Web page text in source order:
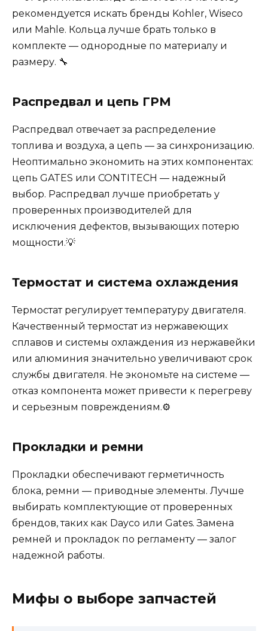
рекомендуется искать бренды Kohler, Wiseco
или Mahle. Кольца лучше брать только в
комплекте — однородные по материалу и
размеру. 🔧
Распредвал и цепь ГРМ
Распредвал отвечает за распределение
топлива и воздуха, а цепь — за синхронизацию.
Неоптимально экономить на этих компонентах:
цепь GATES или CONTITECH — надежный
выбор. Распредвал лучше приобретать у
проверенных производителей для
исключения дефектов, вызывающих потерю
мощности.💡
Термостат и система охлаждения
Термостат регулирует температуру двигателя.
Качественный термостат из нержавеющих
сплавов и системы охлаждения из нержавейки
или алюминия значительно увеличивают срок
службы двигателя. Не экономьте на системе —
отказ компонента может привести к перегреву
и серьезным повреждениям.⚙️
Прокладки и ремни
Прокладки обеспечивают герметичность
блока, ремни — приводные элементы. Лучше
выбирать комплектующие от проверенных
брендов, таких как Dayco или Gates. Замена
ремней и прокладок по регламенту — залог
надежной работы.
Мифы о выборе запчастей